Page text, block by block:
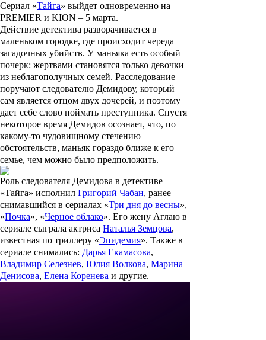
Сериал «Тайга» выйдет одновременно на
PREMIER и KION – 5 марта.
Действие детектива разворачивается в
маленьком городке, где происходит череда
загадочных убийств. У маньяка есть особый
почерк: жертвами становятся только девочки
из неблагополучных семей. Расследование
поручают следователю Демидову, который
сам является отцом двух дочерей, и поэтому
дает себе слово поймать преступника. Спустя
некоторое время Демидов осознает, что, по
какому-то чудовищному стечению
обстоятельств, маньяк гораздо ближе к его
семье, чем можно было предположить.
Роль следователя Демидова в детективе
«Тайга» исполнил Григорий Чабан, ранее
снимавшийся в сериалах «Три дня до весны»,
«Почка», «Черное облако». Его жену Аглаю в
сериале сыграла актриса Наталья Земцова,
известная по триллеру «Эпидемия». Также в
сериале снимались: Дарья Екамасова,
Владимир Селезнев, Юлия Волкова, Марина
Денисова, Елена Коренева и другие.